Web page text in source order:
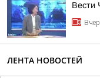
Вести
ЛЕНТА НОВОСТЕЙ